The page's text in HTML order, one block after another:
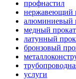
профнастил
нержавеющий
алюминиевый
медный прокат
латунный
бронзовый
услуги